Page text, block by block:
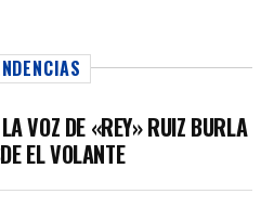
VOZ DE «REY» RUIZ BURLA
EL VOLANTE